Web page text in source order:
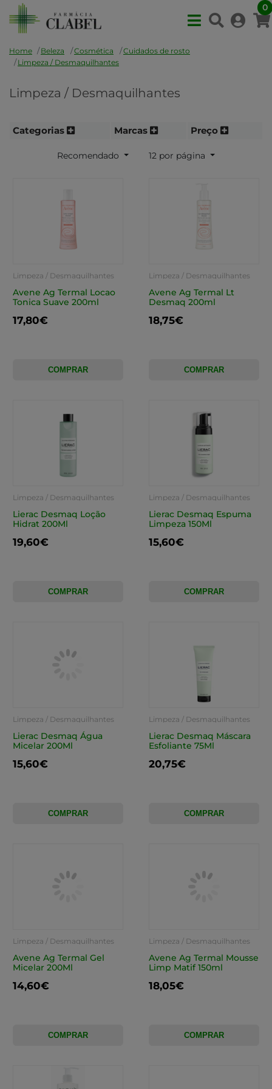
0
Home Beleza Cosmética
Cuidados de rosto
Limpeza / Desmaquilhantes
Limpeza / Desmaquilhantes
Categorias Marcas Preço
Recomendado 12 por página
Limpeza / Desmaquilhantes
Avene Ag Termal Locao
Tonica Suave 200ml
17,80€
COMPRAR
Limpeza / Desmaquilhantes
Avene Ag Termal Lt
Desmaq 200ml
18,75€
COMPRAR
Limpeza / Desmaquilhantes
Lierac Desmaq Loção
Hidrat 200Ml
19,60€
COMPRAR
Limpeza / Desmaquilhantes
Lierac Desmaq Espuma
Limpeza 150Ml
15,60€
COMPRAR
Limpeza / Desmaquilhantes
Lierac Desmaq Água
Micelar 200Ml
15,60€
COMPRAR
Limpeza / Desmaquilhantes
Lierac Desmaq Máscara
Esfoliante 75Ml
20,75€
COMPRAR
Limpeza / Desmaquilhantes
Avene Ag Termal Gel
Micelar 200Ml
14,60€
COMPRAR
Limpeza / Desmaquilhantes
Avene Ag Termal Mousse
Limp Matif 150ml
18,05€
COMPRAR